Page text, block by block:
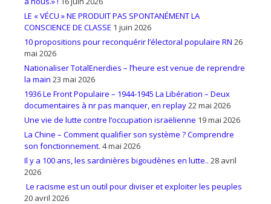
LE « VÉCU » NE PRODUIT PAS SPONTANÉMENT LA
CONSCIENCE DE CLASSE 1 juin 2026
10 propositions pour reconquérir l’électoral populaire RN 26
mai 2026
Nationaliser TotalEnerdies – l’heure est venue de reprendre
la main 23 mai 2026
1936 Le Front Populaire – 1944-1945 La Libération – Deux
documentaires à nr pas manquer, en replay22 mai 2026
Une vie de lutte contre l’occupation israëlienne 19 mai 2026
La Chine – Comment qualifier son système ? Comprendre
son fonctionnement. 4 mai 2026
Il y a 100 ans, les sardinières bigoudènes en lutte.. 28 avril
2026
Le racisme est un outil pour diviser et exploiter les peuples
20 avril 2026